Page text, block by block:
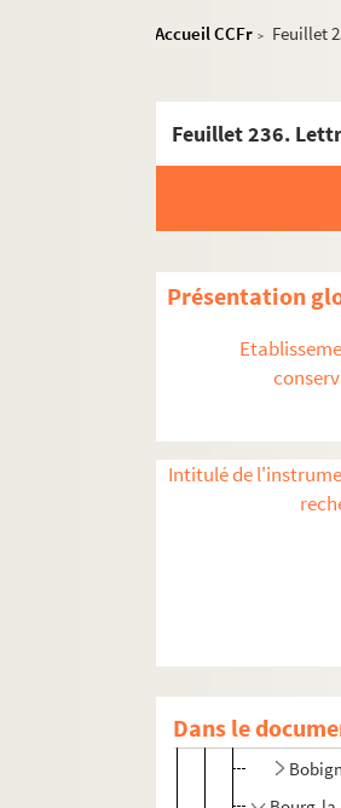
Accueil CCFr > Feuillet
Feuillet 236.
Présentation
Intitulé de
Dans le
2-MS-FS-28-02.
2-MS-FS-28-03.
IV. Pierres de la
2-MS-FS-
2-MS-FS-28-05.
IV B.
IV C.